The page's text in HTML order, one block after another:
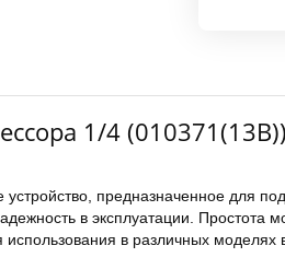
1/4 (010371(13B))
предназначенное для
в эксплуатации.
в различных